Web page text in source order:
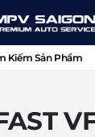
Kiếm Sản Phẩm